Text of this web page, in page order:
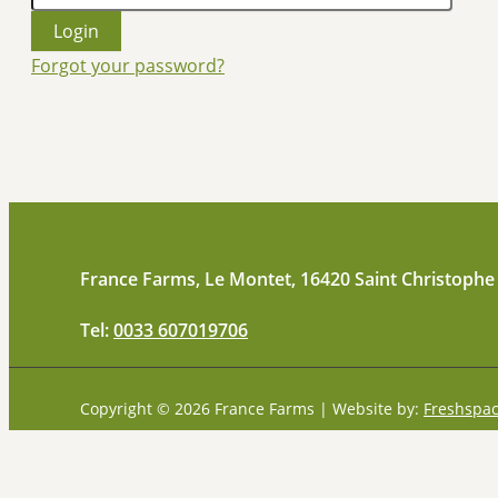
Forgot your password?
France Farms, Le Montet, 16420 Saint Christophe
Tel:0033 607019706
Copyright © 2026 France Farms | Website by: